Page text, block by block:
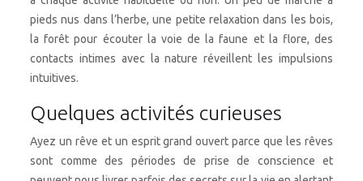
pieds nus dans l’herbe, une petite relaxation dans les bois,
la forêt pour écouter la voie de la faune et la flore, des
contacts intimes avec la nature réveillent les impulsions
intuitives.
Quelques activités curieuses
Ayez un rêve et un esprit grand ouvert parce que les rêves
sont comme des périodes de prise de conscience et